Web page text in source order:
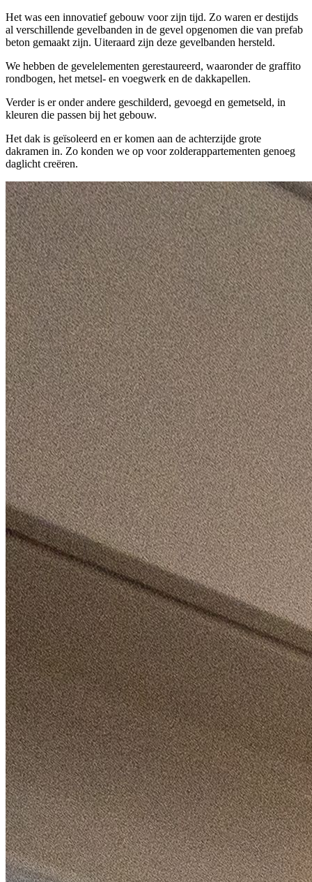
Het was een innovatief gebouw voor zijn tijd. Zo waren er destijds
al verschillende gevelbanden in de gevel opgenomen die van prefab
beton gemaakt zijn. Uiteraard zijn deze gevelbanden hersteld.
We hebben de gevelelementen gerestaureerd, waaronder de graffito
rondbogen, het metsel- en voegwerk en de dakkapellen.
Verder is er onder andere geschilderd, gevoegd en gemetseld, in
kleuren die passen bij het gebouw.
Het dak is geïsoleerd en er komen aan de achterzijde grote
dakramen in. Zo konden we op voor zolderappartementen genoeg
daglicht creëren.